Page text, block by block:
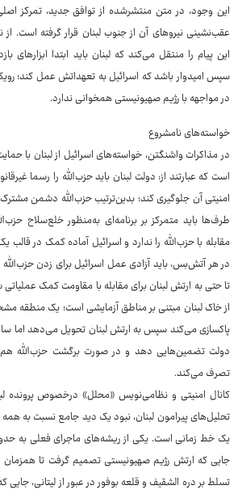
این وجود، در متن منتشرشده از توافق جدید، تمرکز
عقب‌نشینی نیروهای آن از جنوب لبنان قرار گرفته است. از
این پیام را منتقل می‌کند که لبنان باید ابتدا ابزارهای
سپس امیدوار باشد که اسرائیل به تعهداتش عمل کند؛
در مواجهه با رژیم صهیونیستی همخوانی ندارد.
خواسته‌های نامشروع
در مذاکرات واشنگتن، خواسته‌های اسرائیل از لبنان با
است که عبارتند از: دولت لبنان باید حزب‌الله را رسما
امنیتی آن جلوگیری کند؛ بدین‌ترتیب حزب‌الله دشمن
طرف‌ها باید متمرکز بر برنامه‌ای به‌منظور خلع‌سلاح
مقابله با حزب‌الله را ندارد و اسرائیل آماده کمک در
در هر آتش‌بس، باید آزادی‌ عمل اسرائیل برای زدن
تا حتی به ارتش لبنان برای مقابله با مقاومت کمک
از خاک لبنان مبتنی بر مناطق آزمایشی است؛ یک منطقه
پاکسازی می‌کند سپس به ارتش لبنان تحویل می‌دهد اما
دولت تضمین‌هایی دهد و در صورت برگشت حزب‌الله هم
تصرف می‌کند.
کانال امنیتی و نظامی‌نویس «محلل» درخصوص پرونده
تحلیل‌های پیرامون لبنان، نبود یک دید جامع نسبت به همه
یک خط زمانی است. یکی از ریشه‌های ماجرای فعلی به
جایی که ارتش رژیم صهیونیستی تصمیم گرفت تا همزمان
تسلط بر دره الشقیف و قلعه بوفور در عبور از لیتانی، جایی